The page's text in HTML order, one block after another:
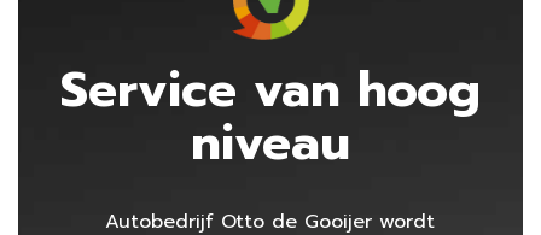
Service van hoog
niveau
Autobedrijf Otto de Gooijer wordt